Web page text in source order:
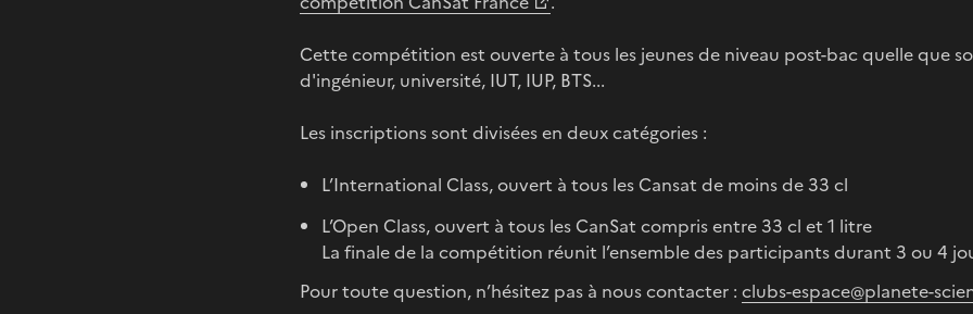
Cette compétition est ouverte à tous les jeunes de niveau post-bac quelle que
d'ingénieur, université, IUT, IUP, BTS...
Les inscriptions sont divisées en deux catégories :
L’International Class, ouvert à tous les Cansat de moins de 33 cl
L’Open Class, ouvert à tous les CanSat compris entre 33 cl et 1 litre
La finale de la compétition réunit l’ensemble des participants durant 3 ou 4
Pour toute question, n’hésitez pas à nous contacter : clubs-espace@planete-